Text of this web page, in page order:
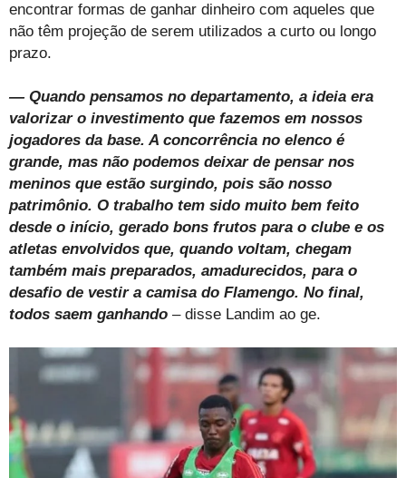
encontrar formas de ganhar dinheiro com aqueles que
não têm projeção de serem utilizados a curto ou longo
prazo.
— Quando pensamos no departamento, a ideia era
valorizar o investimento que fazemos em nossos
jogadores da base. A concorrência no elenco é
grande, mas não podemos deixar de pensar nos
meninos que estão surgindo, pois são nosso
patrimônio. O trabalho tem sido muito bem feito
desde o início, gerado bons frutos para o clube e os
atletas envolvidos que, quando voltam, chegam
também mais preparados, amadurecidos, para o
desafio de vestir a camisa do Flamengo. No final,
todos saem ganhando – disse Landim ao ge.